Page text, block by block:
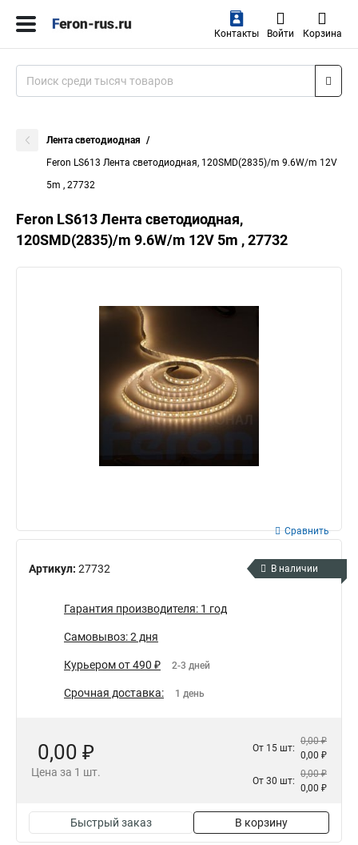
Контакты Войти Корзина
Лента светодиодная
Feron LS613 Лента светодиодная, 120SMD(2835)/m 9.6W/m 12V
5m , 27732
Feron LS613 Лента светодиодная,
120SMD(2835)/m 9.6W/m 12V 5m , 27732
Артикул: 27732
Сравнить
В наличии
Гарантия производителя: 1 год
Самовывоз: 2 дня
Курьером от 490 ₽ 2-3 дней
Срочная доставка: 1 день
0,00 ₽
Цена за 1 шт.
От 15 шт:
0,00 ₽
0,00 ₽
От 30 шт:
0,00 ₽
0,00 ₽
Быстрый заказ В корзину